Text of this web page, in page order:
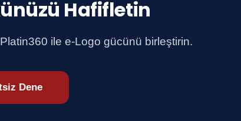
Hafifletin
ile e-Logo gücünü birleştirin.
Dene